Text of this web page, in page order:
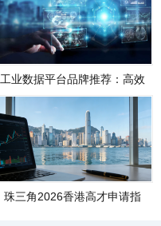
工业数据平台品牌推荐：高效
珠三角2026香港高才申请指